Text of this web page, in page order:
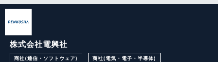
株式会社電興社
商社(通信・ソフトウェア) 商社(電気・電子・半導体)